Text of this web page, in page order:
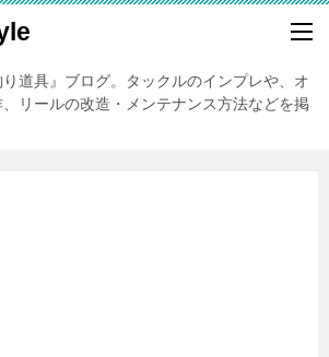
道具』ブログ。タックルのインプレや、オ
リールの改造・メンテナンス方法などを掲